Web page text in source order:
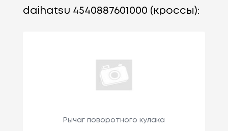
daihatsu 4540887601000 (кроссы):
Рычаг поворотного кулака